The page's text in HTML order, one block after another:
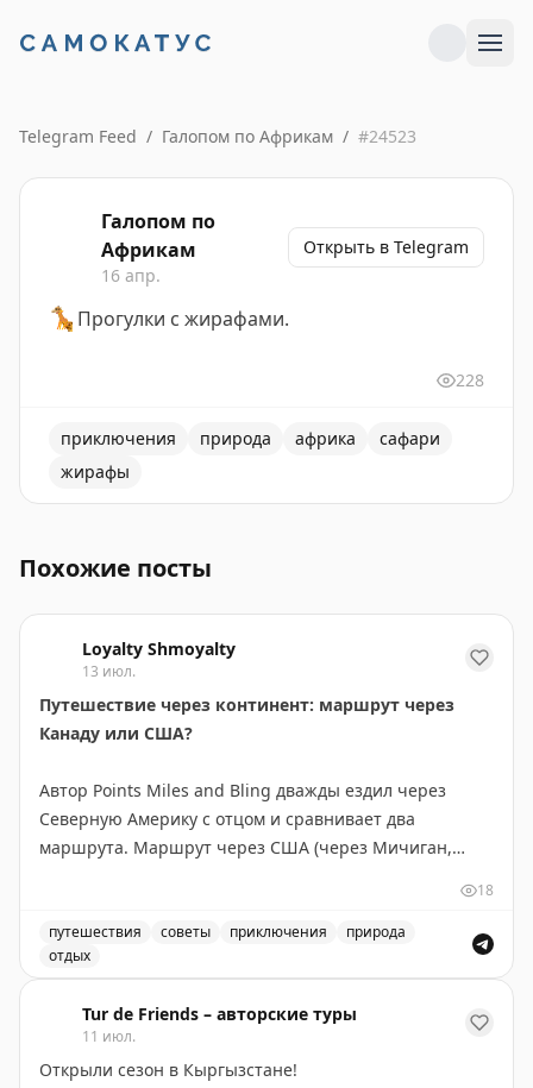
Telegram Feed / Галопом по Африкам / #24523
Галопом по
Африкам
16 апр.
Открыть в Telegram
🦒 Прогулки с жирафами.
228
приключения природа африка
сафари
жирафы
Похожие посты
Loyalty Shmoyalty
13 июл.
Путешествие через континент: маршрут через
Канаду или США?
Автор Points Miles and Bling дважды ездил через
Северную Америку с отцом и сравнивает два
маршрута. Маршрут через США (через Мичиган,
экономнее по топливу — идеален, если спешите. Но
главное открытие — это не пейзажи, а люди и
неожиданные остановки. В маленьком городке
номер, а ужин превратился в экскурсию по винному
погребу. Канадский маршрут длиннее, но предлагает
более продолжительные красивые виды: озера и леса
18
путешествия советы приключения
природа
отдых
Tur de Friends – авторские туры
11 июл.
Открыли сезон в Кыргызстане!